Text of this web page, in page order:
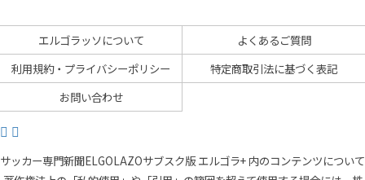
エルゴラッソについて
よくあるご質問
利用規約・プライバシーポリシー
特定商取引法に基づく表記
お問い合わせ
サッカー専門新聞ELGOLAZOサブスク版 エルゴラ+ 内のコンテンツについて